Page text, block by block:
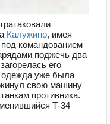
Калужино, имея
командованием
поджечь два
его
одежда уже была
свою машину
противника.
Т-34